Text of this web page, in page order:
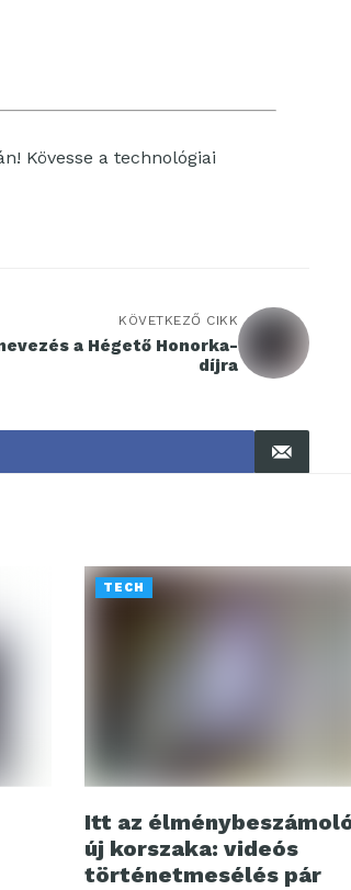
Kövesse a technológiai
KÖVETKEZŐ CIKK
a Hégető Honorka-
díjra
TECH
Itt az
új korszaka: videós
történetmesélés pár